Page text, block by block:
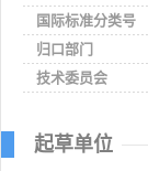
国际标准分类号
归口部门
技术委员会
起草单位